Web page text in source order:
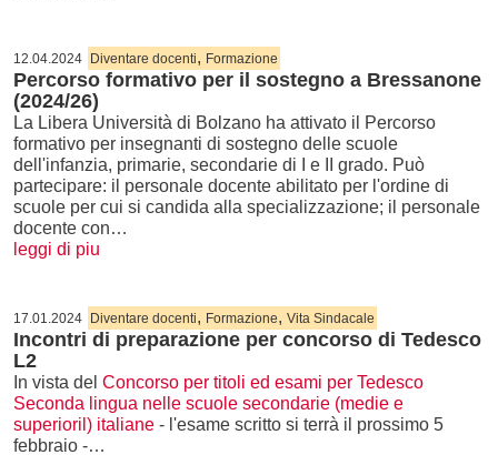
12.04.2024 Diventare docenti, Formazione
Percorso formativo per il sostegno a Bressanone
(2024/26)
La Libera Università di Bolzano ha attivato il Percorso
formativo per insegnanti di sostegno delle scuole
dell'infanzia, primarie, secondarie di I e II grado. Può
partecipare: il personale docente abilitato per l'ordine di
scuole per cui si candida alla specializzazione; il personale
docente con…
leggi di piu
17.01.2024 Diventare docenti, Formazione, Vita Sindacale
Incontri di preparazione per concorso di Tedesco
L2
In vista del Concorso per titoli ed esami per Tedesco
Seconda lingua nelle scuole secondarie (medie e
superioril) italiane - l'esame scritto si terrà il prossimo 5
febbraio -…